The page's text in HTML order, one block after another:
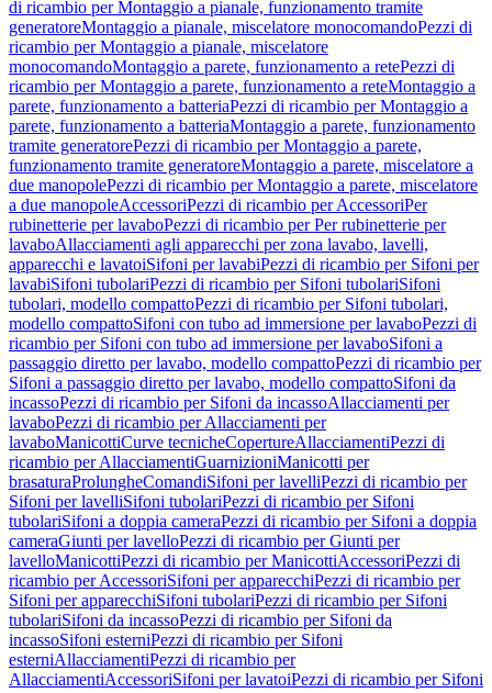
di ricambio per Montaggio a pianale, funzionamento tramite
generatoreMontaggio a pianale, miscelatore monocomandoPezzi di
ricambio per Montaggio a pianale, miscelatore
monocomandoMontaggio a parete, funzionamento a retePezzi di
ricambio per Montaggio a parete, funzionamento a reteMontaggio a
parete, funzionamento a batteriaPezzi di ricambio per Montaggio a
parete, funzionamento a batteriaMontaggio a parete, funzionamento
tramite generatorePezzi di ricambio per Montaggio a parete,
funzionamento tramite generatoreMontaggio a parete, miscelatore a
due manopolePezzi di ricambio per Montaggio a parete, miscelatore
a due manopoleAccessoriPezzi di ricambio per AccessoriPer
rubinetterie per lavaboPezzi di ricambio per Per rubinetterie per
lavaboAllacciamenti agli apparecchi per zona lavabo, lavelli,
apparecchi e lavatoiSifoni per lavabiPezzi di ricambio per Sifoni per
lavabiSifoni tubolariPezzi di ricambio per Sifoni tubolariSifoni
tubolari, modello compattoPezzi di ricambio per Sifoni tubolari,
modello compattoSifoni con tubo ad immersione per lavaboPezzi di
ricambio per Sifoni con tubo ad immersione per lavaboSifoni a
passaggio diretto per lavabo, modello compattoPezzi di ricambio per
Sifoni a passaggio diretto per lavabo, modello compattoSifoni da
incassoPezzi di ricambio per Sifoni da incassoAllacciamenti per
lavaboPezzi di ricambio per Allacciamenti per
lavaboManicottiCurve tecnicheCopertureAllacciamentiPezzi di
ricambio per AllacciamentiGuarnizioniManicotti per
brasaturaProlungheComandiSifoni per lavelliPezzi di ricambio per
Sifoni per lavelliSifoni tubolariPezzi di ricambio per Sifoni
tubolariSifoni a doppia cameraPezzi di ricambio per Sifoni a doppia
cameraGiunti per lavelloPezzi di ricambio per Giunti per
lavelloManicottiPezzi di ricambio per ManicottiAccessoriPezzi di
ricambio per AccessoriSifoni per apparecchiPezzi di ricambio per
Sifoni per apparecchiSifoni tubolariPezzi di ricambio per Sifoni
tubolariSifoni da incassoPezzi di ricambio per Sifoni da
incassoSifoni esterniPezzi di ricambio per Sifoni
esterniAllacciamentiPezzi di ricambio per
AllacciamentiAccessoriSifoni per lavatoiPezzi di ricambio per Sifoni